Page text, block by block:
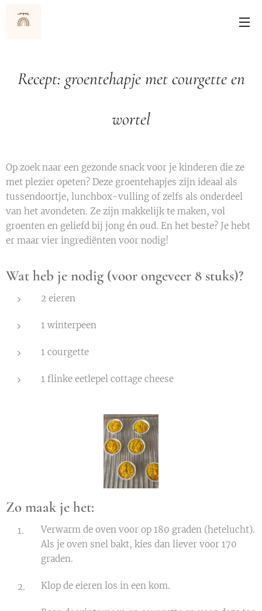
Recept: groentehapje met courgette en
wortel
Op zoek naar een gezonde snack voor je kinderen die ze
met plezier opeten? Deze groentehapjes zijn ideaal als
tussendoortje, lunchbox-vulling of zelfs als onderdeel
van het avondeten. Ze zijn makkelijk te maken, vol
groenten en geliefd bij jong én oud. En het beste? Je hebt
er maar vier ingrediënten voor nodig!
Wat heb je nodig (voor ongeveer 8 stuks)?
2 eieren
1 winterpeen
1 courgette
1 flinke eetlepel cottage cheese
Zo maak je het:
Verwarm de oven voor op 180 graden (hetelucht).
Als je oven snel bakt, kies dan liever voor 170
graden.
Klop de eieren los in een kom.